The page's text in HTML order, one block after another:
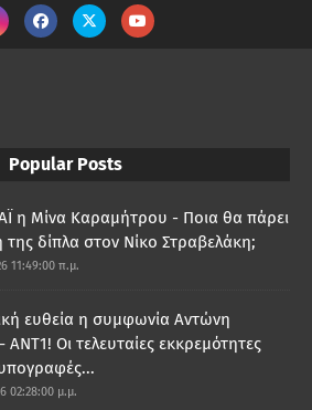
Popular Posts
η Μίνα Καραμήτρου - Ποια θα πάρει
της δίπλα στον Νίκο Στραβελάκη;
11:49:00 π.μ.
ευθεία η συμφωνία Αντώνη
ΑΝΤ1! Οι τελευταίες εκκρεμότητες
02:28:00 μ.μ.